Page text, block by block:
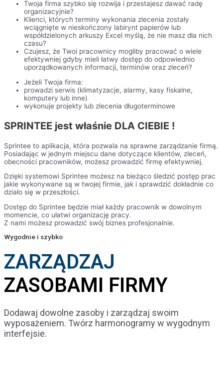
Twoja firma szybko się rozwija i przestajesz dawać radę
organizacyjnie?
Klienci, których terminy wykonania zlecenia zostały
wciągnięte w nieskończony labirynt papierów lub
współdzielonych arkuszy Excel myślą, że nie masz dla nich
czasu?
Czujesz, że Twoi pracownicy mogliby pracować o wiele
efektywniej gdyby mieli łatwy dostęp do odpowiednio
uporządkowanych informacji, terminów oraz zleceń?
Jeżeli Twoja firma:
prowadzi serwis (klimatyzacje, alarmy, kasy fiskalne,
komputery lub inne)
wykonuje projekty lub zlecenia długoterminowe
SPRINTEE jest właśnie DLA CIEBIE !
Sprintee to aplikacja, która pozwala na sprawne zarządzanie firmą.
Posiadając w jednym miejscu dane dotyczące klientów, zleceń,
obecności pracowników, możesz prowadzić firmę efektywniej.
Dzięki systemowi Sprintee możesz na bieżąco śledzić postęp prac
jakie wykonywane są w twojej firmie, jak i sprawdzić dokładnie co
działo się w przeszłości.
Dostęp do Sprintee będzie miał każdy pracownik w dowolnym
momencie, co ułatwi organizację pracy.
Z nami możesz prowadzić swój biznes profesjonalnie.
Wygodnie i szybko
ZARZĄDZAJ
ZASOBAMI FIRMY
Dodawaj dowolne zasoby i zarządzaj swoim
wyposażeniem. Twórz harmonogramy w wygodnym
interfejsie.